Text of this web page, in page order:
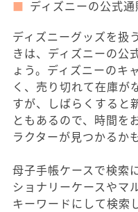
ディズニーの公式通
ディズニーグッズを扱
きは、ディズニーの公
ょう。ディズニーのキ
く、売り切れて在庫が
すが、しばらくすると
ともあるので、時間を
ラクターが見つかるか
母子手帳ケースで検索
ショナリーケースやマ
キーワードにして検索